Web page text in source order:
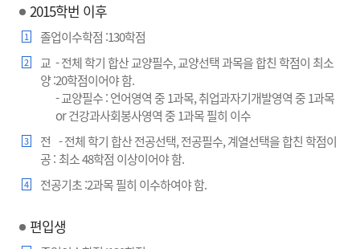
2015학번 이후
1 졸업이수학점 :130학점
2
교
양 :
- 전체 학기 합산 교양필수, 교양선택 과목을 합친 학점이 최소
20학점이어야 함.
- 교양필수 : 언어영역 중 1과목, 취업과자기개발영역 중 1과목
or 건강과사회봉사영역 중 1과목 필히 이수
3
전
공 :
- 전체 학기 합산 전공선택, 전공필수, 계열선택을 합친 학점이
최소 48학점 이상이어야 함.
4 전공기초 :2과목 필히 이수하여야 함.
편입생